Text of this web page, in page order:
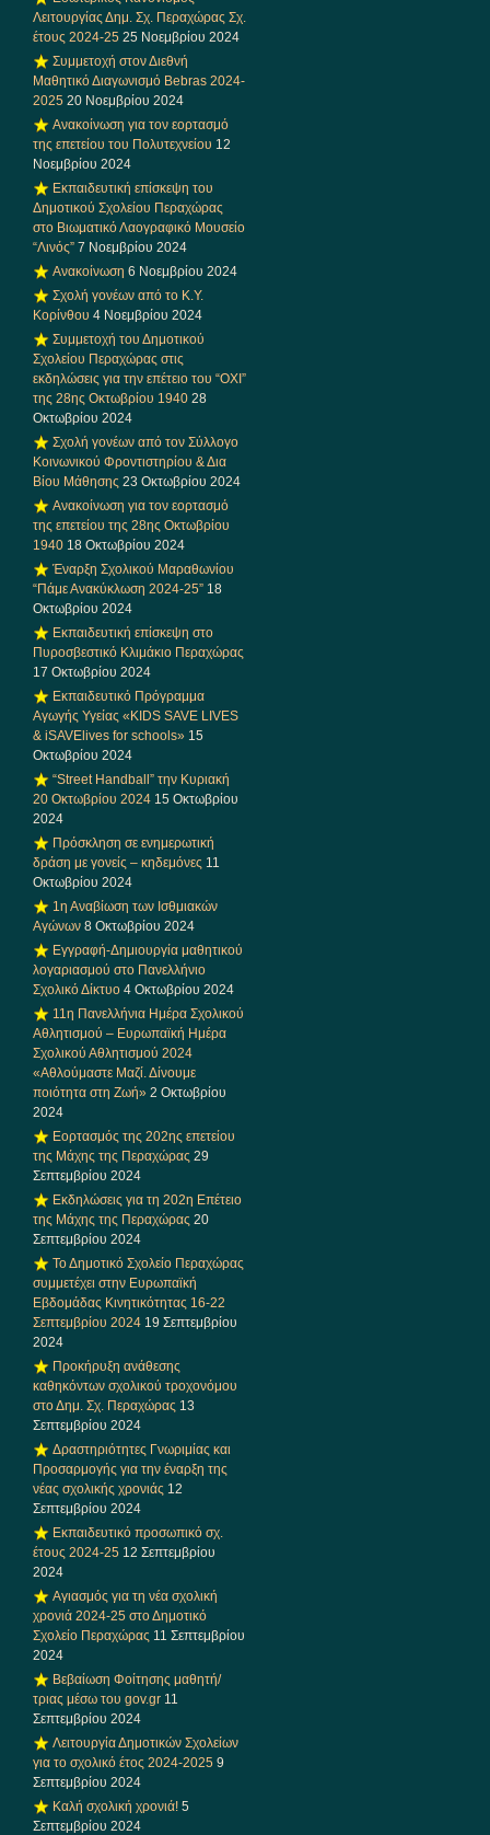
Λειτουργίας Δημ. Σχ. Περαχώρας Σχ.
έτους 2024-25 25 Νοεμβρίου 2024
Συμμετοχή στον Διεθνή
Μαθητικό Διαγωνισμό Bebras 2024-
2025 20 Νοεμβρίου 2024
Ανακοίνωση για τον εορτασμό
της επετείου του Πολυτεχνείου 12
Νοεμβρίου 2024
Εκπαιδευτική επίσκεψη του
Δημοτικού Σχολείου Περαχώρας
στο Βιωματικό Λαογραφικό Μουσείο
“Λινός” 7 Νοεμβρίου 2024
Ανακοίνωση 6 Νοεμβρίου 2024
Σχολή γονέων από το Κ.Υ.
Κορίνθου 4 Νοεμβρίου 2024
Συμμετοχή του Δημοτικού
Σχολείου Περαχώρας στις
εκδηλώσεις για την επέτειο του “ΟΧΙ”
της 28ης Οκτωβρίου 1940 28
Οκτωβρίου 2024
Σχολή γονέων από τον Σύλλογο
Κοινωνικού Φροντιστηρίου & Δια
Βίου Μάθησης 23 Οκτωβρίου 2024
Ανακοίνωση για τον εορτασμό
της επετείου της 28ης Οκτωβρίου
1940 18 Οκτωβρίου 2024
Έναρξη Σχολικού Μαραθωνίου
“Πάμε Ανακύκλωση 2024-25” 18
Οκτωβρίου 2024
Εκπαιδευτική επίσκεψη στο
Πυροσβεστικό Κλιμάκιο Περαχώρας
17 Οκτωβρίου 2024
Εκπαιδευτικό Πρόγραμμα
Αγωγής Υγείας «KIDS SAVE LIVES
& iSAVElives for schools» 15
Οκτωβρίου 2024
“Street Handball” την Κυριακή
20 Οκτωβρίου 2024 15 Οκτωβρίου
2024
Πρόσκληση σε ενημερωτική
δράση με γονείς – κηδεμόνες 11
Οκτωβρίου 2024
1η Αναβίωση των Ισθμιακών
Αγώνων 8 Οκτωβρίου 2024
Εγγραφή-Δημιουργία μαθητικού
λογαριασμού στο Πανελλήνιο
Σχολικό Δίκτυο 4 Οκτωβρίου 2024
11η Πανελλήνια Ημέρα Σχολικού
Αθλητισμού – Ευρωπαϊκή Ημέρα
Σχολικού Αθλητισμού 2024
«Αθλούμαστε Μαζί. Δίνουμε
ποιότητα στη Ζωή» 2 Οκτωβρίου
2024
Εορτασμός της 202ης επετείου
της Μάχης της Περαχώρας 29
Σεπτεμβρίου 2024
Εκδηλώσεις για τη 202η Επέτειο
της Μάχης της Περαχώρας 20
Σεπτεμβρίου 2024
Το Δημοτικό Σχολείο Περαχώρας
συμμετέχει στην Ευρωπαϊκή
Εβδομάδας Κινητικότητας 16-22
Σεπτεμβρίου 2024 19 Σεπτεμβρίου
2024
Προκήρυξη ανάθεσης
καθηκόντων σχολικού τροχονόμου
στο Δημ. Σχ. Περαχώρας 13
Σεπτεμβρίου 2024
Δραστηριότητες Γνωριμίας και
Προσαρμογής για την έναρξη της
νέας σχολικής χρονιάς 12
Σεπτεμβρίου 2024
Εκπαιδευτικό προσωπικό σχ.
έτους 2024-25 12 Σεπτεμβρίου
2024
Αγιασμός για τη νέα σχολική
χρονιά 2024-25 στο Δημοτικό
Σχολείο Περαχώρας 11 Σεπτεμβρίου
2024
Βεβαίωση Φοίτησης μαθητή/
τριας μέσω του gov.gr 11
Σεπτεμβρίου 2024
Λειτουργία Δημοτικών Σχολείων
για το σχολικό έτος 2024-2025 9
Σεπτεμβρίου 2024
Καλή σχολική χρονιά! 5
Σεπτεμβρίου 2024